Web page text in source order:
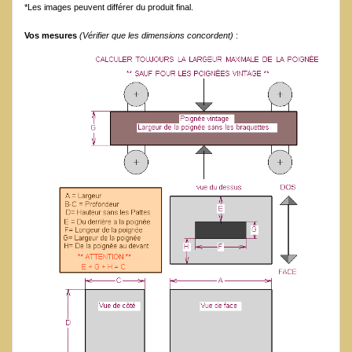
*Les images peuvent différer du produit final.
Vos mesures (Vérifier que les dimensions concordent) :